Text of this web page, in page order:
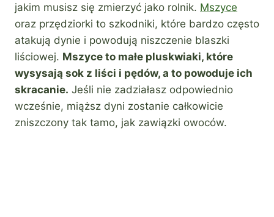
jakim musisz się zmierzyć jako rolnik. Mszyce
oraz przędziorki to szkodniki, które bardzo często
atakują dynie i powodują niszczenie blaszki
liściowej. Mszyce to małe pluskwiaki, które
wysysają sok z liści i pędów, a to powoduje ich
skracanie. Jeśli nie zadziałasz odpowiednio
wcześnie, miąższ dyni zostanie całkowicie
zniszczony tak tamo, jak zawiązki owoców.